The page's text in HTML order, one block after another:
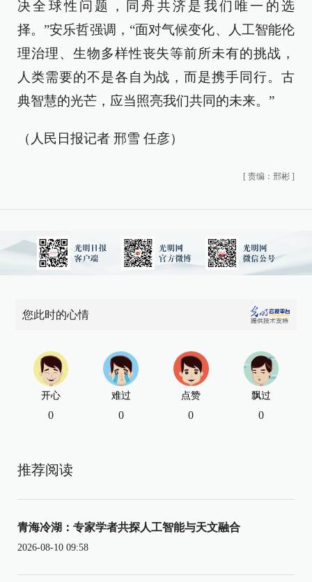
决全球性问题，同舟共济是我们唯一的选
择。”安乐哲强调，“面对气候变化、人工智能伦
理治理、生物多样性丧失等前所未有的挑战，
人类需要的不是各自为战，而是携手同行。古
典智慧的光芒，应当照亮我们共同的未来。”
（人民日报记者 邢雪 任彦）
[ 责编：邢彬 ]
您此时的心情
开心
0
难过
0
点赞
0
飘过
0
推荐阅读
青海冷湖：专家学者共探人工智能与天文融合
2026-08-10 09:58